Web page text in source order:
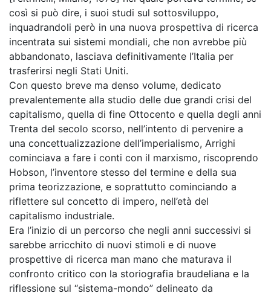
così si può dire, i suoi studi sul sottosviluppo,
inquadrandoli però in una nuova prospettiva di ricerca
incentrata sui sistemi mondiali, che non avrebbe più
abbandonato, lasciava definitivamente l’Italia per
trasferirsi negli Stati Uniti.
Con questo breve ma denso volume, dedicato
prevalentemente alla studio delle due grandi crisi del
capitalismo, quella di fine Ottocento e quella degli anni
Trenta del secolo scorso, nell’intento di pervenire a
una concettualizzazione dell’imperialismo, Arrighi
cominciava a fare i conti con il marxismo, riscoprendo
Hobson, l’inventore stesso del termine e della sua
prima teorizzazione, e soprattutto cominciando a
riflettere sul concetto di impero, nell’età del
capitalismo industriale.
Era l’inizio di un percorso che negli anni successivi si
sarebbe arricchito di nuovi stimoli e di nuove
prospettive di ricerca man mano che maturava il
confronto critico con la storiografia braudeliana e la
riflessione sul “sistema-mondo” delineato da